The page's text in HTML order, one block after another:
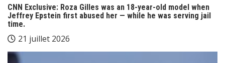
CNN Exclusive: Roza Gilles was an 18-year-old model when
Jeffrey Epstein first abused her — while he was serving jail
time.
21 juillet 2026